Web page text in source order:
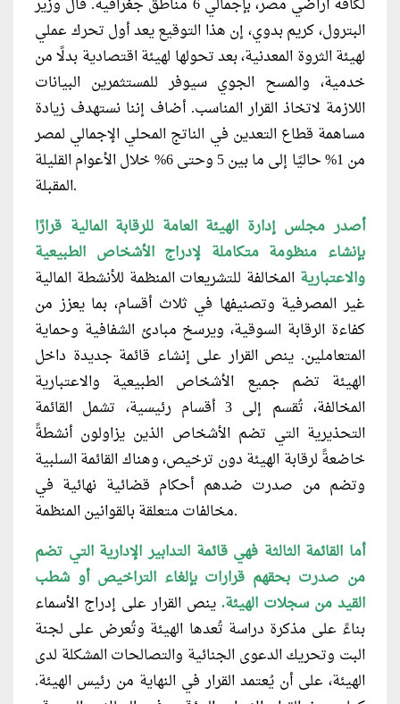
البترول، كريم بدوي، إن هذا التوقيع يعد أول تحرك عملي
لهيئة الثروة المعدنية، بعد تحولها لهيئة اقتصادية بدلًا من
خدمية، والمسح الجوي سيوفر للمستثمرين البيانات
اللازمة لاتخاذ القرار المناسب. أضاف إننا نستهدف زيادة
مساهمة قطاع التعدين في الناتج المحلي الإجمالي لمصر
من 1% حاليًا إلى ما بين 5 وحتى 6% خلال الأعوام القليلة
المقبلة.
أصدر مجلس إدارة الهيئة العامة للرقابة المالية قرارًا
بإنشاء منظومة متكاملة لإدراج الأشخاص الطبيعية
والاعتبارية المخالفة للتشريعات المنظمة للأنشطة المالية
غير المصرفية وتصنيفها في ثلاث أقسام، بما يعزز من
كفاءة الرقابة السوقية، ويرسخ مبادئ الشفافية وحماية
المتعاملين. ينص القرار على إنشاء قائمة جديدة داخل
الهيئة تضم جميع الأشخاص الطبيعية والاعتبارية
المخالفة، تُقسم إلى 3 أقسام رئيسية، تشمل القائمة
التحذيرية التي تضم الأشخاص الذين يزاولون أنشطةً
خاضعةً لرقابة الهيئة دون ترخيص، وهناك القائمة السلبية
وتضم من صدرت ضدهم أحكام قضائية نهائية في
مخالفات متعلقة بالقوانين المنظمة.
أما القائمة الثالثة فهي قائمة التدابير الإدارية التي تضم
من صدرت بحقهم قرارات بإلغاء التراخيص أو شطب
القيد من سجلات الهيئة. ينص القرار على إدراج الأسماء
بناءً على مذكرة دراسة تُعدها الهيئة وتُعرض على لجنة
البت وتحريك الدعوى الجنائية والتصالحات المشكلة لدى
الهيئة، على أن يُعتمد القرار في النهاية من رئيس الهيئة.